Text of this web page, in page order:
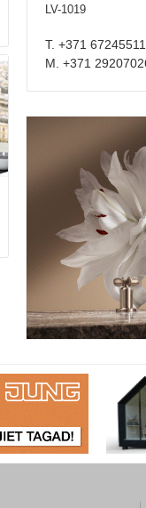
LV-1019
T. +371 67245511
M. +371